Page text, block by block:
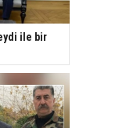
ile bir